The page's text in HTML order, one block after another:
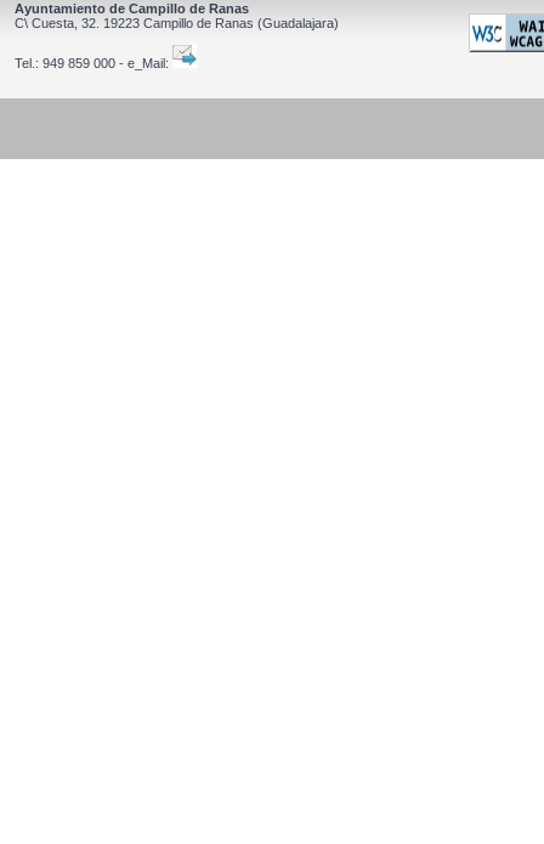
Ayuntamiento de Campillo de Ranas
C\ Cuesta, 32. 19223 Campillo de Ranas (Guadalajara)
Tel.: 949 859 000 - e_Mail: